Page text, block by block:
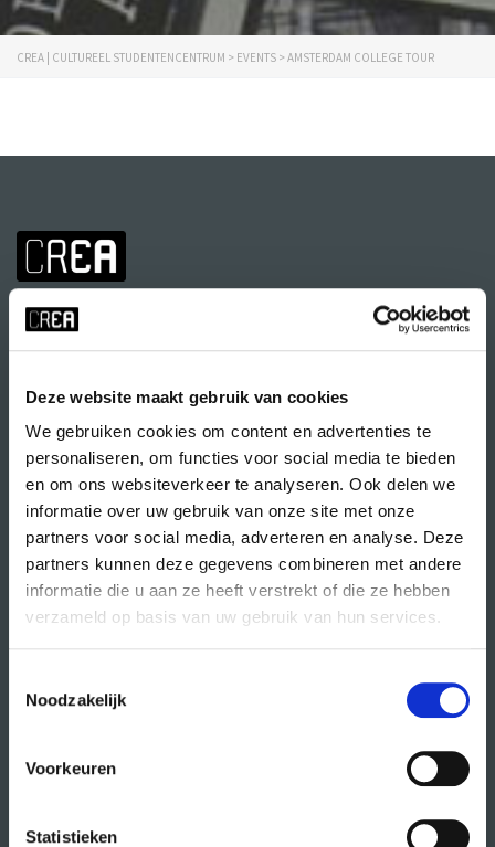
Deze website maakt gebruik van cookies
We gebruiken cookies om content en advertenties te
personaliseren, om functies voor social media te bieden
en om ons websiteverkeer te analyseren. Ook delen we
informatie over uw gebruik van onze site met onze
partners voor social media, adverteren en analyse. Deze
partners kunnen deze gegevens combineren met andere
informatie die u aan ze heeft verstrekt of die ze hebben
verzameld op basis van uw gebruik van hun services.
Noodzakelijk
Voorkeuren
Statistieken
CREA | CULTUREEL STUDENTENCENTRUM > EVENTS > AMSTERDAM COLLEGE TOUR
Volg CREA ook
direct naar
agenda